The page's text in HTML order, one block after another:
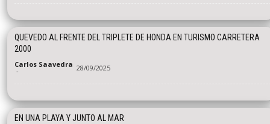
QUEVEDO AL FRENTE DEL TRIPLETE DE HONDA EN TURISMO CARRETERA
2000
Carlos Saavedra
- 28/09/2025
EN UNA PLAYA Y JUNTO AL MAR